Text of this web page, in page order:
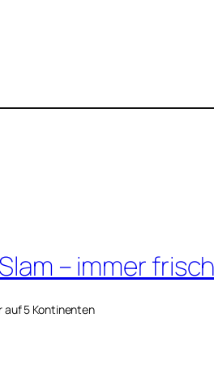
– immer
auf 5 Kontinenten